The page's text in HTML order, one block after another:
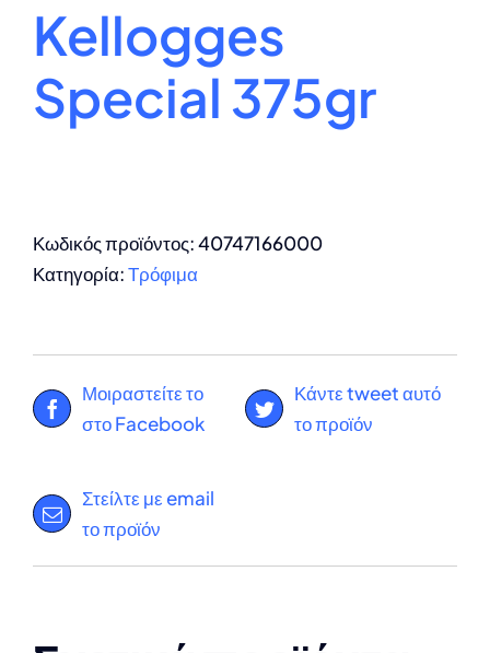
Kellogges
Special 375gr
Κωδικός προϊόντος:40747166000
Κατηγορία:Τρόφιμα
Μοιραστείτε το
στο Facebook
Κάντε tweet αυτό
το προϊόν
Στείλτε με email
το προϊόν